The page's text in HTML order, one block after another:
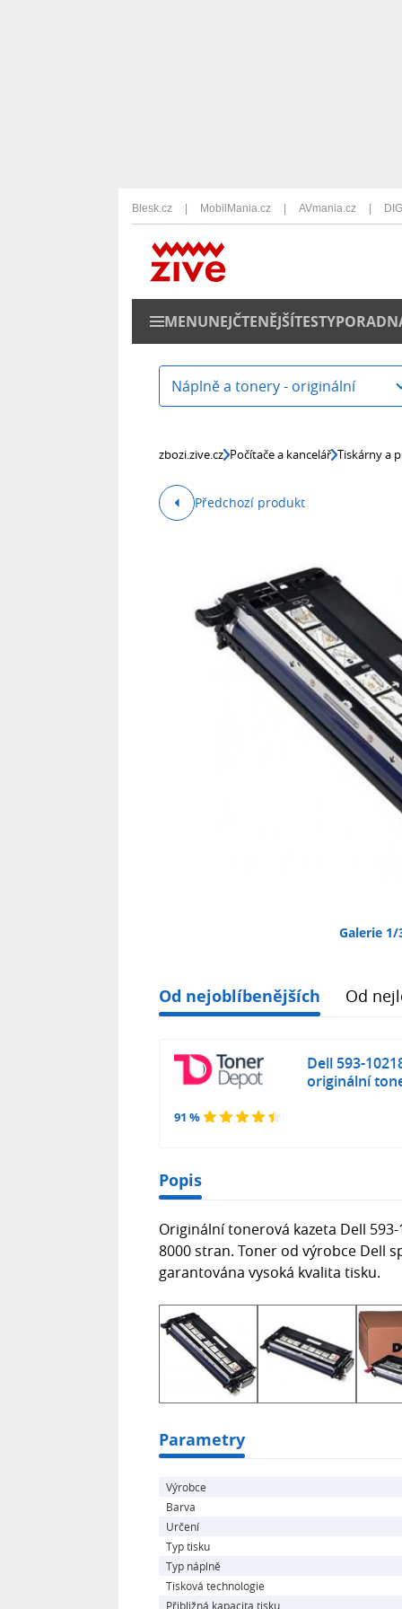
Blesk.cz MobilMania.cz AVmania.cz
MENUNEJČTENĚJŠÍTESTY
Náplně a tonery - originální
zbozi.zive.cz Počítače a kancelář Tiskárny a
Předchozí produkt
Galerie 1/
Od nejoblíbenějších Od
91 %
Dell 593-
originální
Popis
Originální tonerová kazeta Dell
8000 stran. Toner od výrobce Dell
garantována vysoká kvalita tisku.
Parametry
Výrobce
Barva
Určení
Typ tisku
Typ náplně
Tisková technologie
Přibližná kapacita tisku